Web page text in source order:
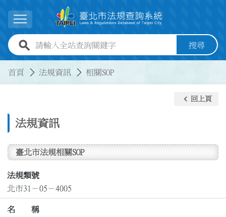
展開選單
全站查詢關鍵字欄位 搜尋
首頁 法規資訊 相關SOP
法規資訊
keyboard_arrow_left 回上頁
臺北市法規相關SOP
法規類號
北市31－05－4005
名 稱